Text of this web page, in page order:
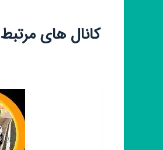
کانال های مرتبط